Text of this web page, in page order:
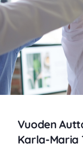
Vuoden
Karla-Maria